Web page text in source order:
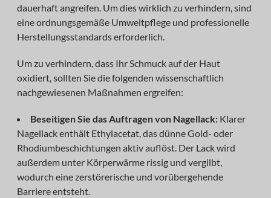
dauerhaft angreifen. Um dies wirklich zu verhindern, sind
eine ordnungsgemäße Umweltpflege und professionelle
Herstellungsstandards erforderlich.
Um zu verhindern, dass Ihr Schmuck auf der Haut
oxidiert, sollten Sie die folgenden wissenschaftlich
nachgewiesenen Maßnahmen ergreifen:
Beseitigen Sie das Auftragen von Nagellack:Klarer
Nagellack enthält Ethylacetat, das dünne Gold- oder
Rhodiumbeschichtungen aktiv auflöst. Der Lack wird
außerdem unter Körperwärme rissig und vergilbt,
wodurch eine zerstörerische und vorübergehende
Barriere entsteht.